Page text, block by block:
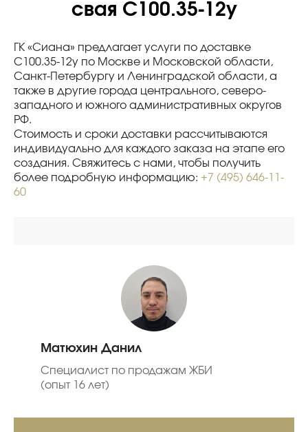
свая С100.35-12у
ГК «Сиана» предлагает услуги по доставке
С100.35-12у по Москве и Московской области,
Санкт-Петербургу и Ленинградской области, а
также в другие города центрального, северо-
западного и южного административных округов
РФ.
Стоимость и сроки доставки рассчитываются
индивидуально для каждого заказа на этапе его
создания. Свяжитесь с нами, чтобы получить
более подробную информацию: +7 (495) 646-11-
60
Матюхин Данил
Специалист по продажам ЖБИ
(опыт 16 лет)